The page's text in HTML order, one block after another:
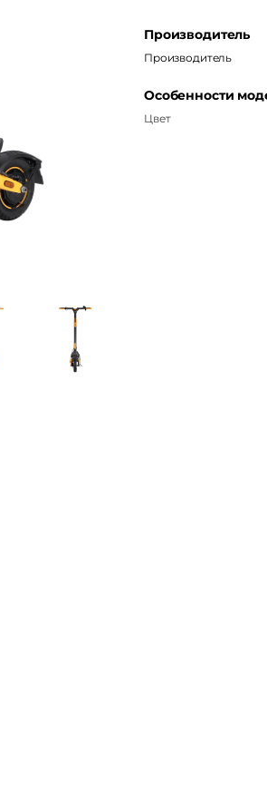
Производитель
Производитель
Особенности
Цвет